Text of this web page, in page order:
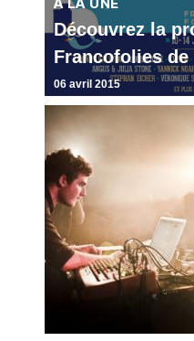
Découvrez la
Francofolies
06 avril 2015